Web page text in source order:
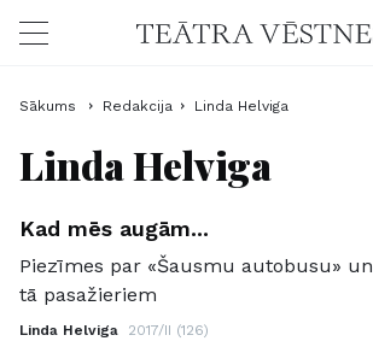
Sākums Redakcija Linda Helviga
Linda Helviga
Kad mēs augām...
Piezīmes par «Šausmu autobusu» un
tā pasažieriem
Linda Helviga 2017/II (126)